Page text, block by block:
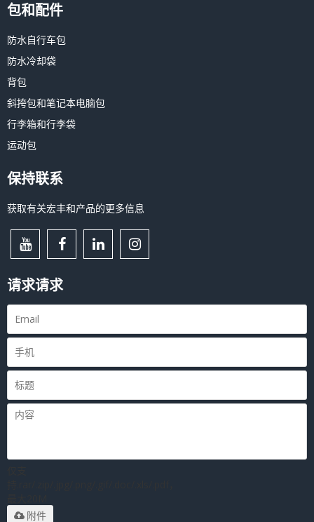
包和配件
防水自行车包
防水冷却袋
背包
斜挎包和笔记本电脑包
行李箱和行李袋
运动包
保持联系
获取有关宏丰和产品的更多信息
请求请求
附件